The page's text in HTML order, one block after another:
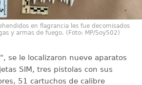
en flagrancia les fue decomisados
y armas de fuego. (Foto: MP/Soy502)
se le localizaron nueve aparatos
SIM, tres pistolas con sus
51 cartuchos de calibre